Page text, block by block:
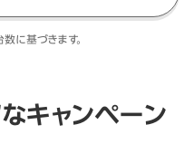
に基づきます。
キャンペーン